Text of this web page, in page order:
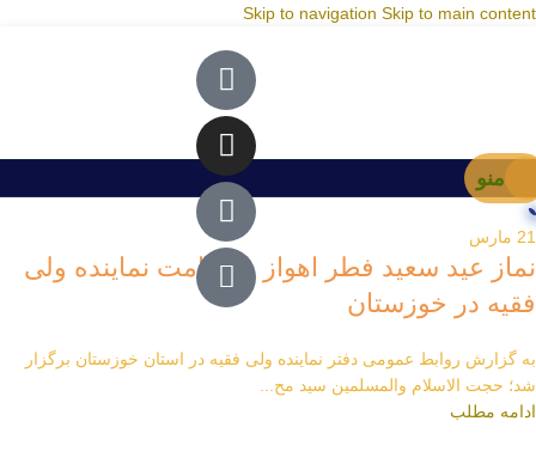
Skip to navigation Skip to main content
منو
21 مارس
نماز عید سعید فطر اهواز به امامت نماینده ولی
فقیه در خوزستان
به گزارش روابط عمومی دفتر نماینده ولی فقیه در استان خوزستان برگزار
شد؛ حجت الاسلام والمسلمین سید مح...
ادامه مطلب